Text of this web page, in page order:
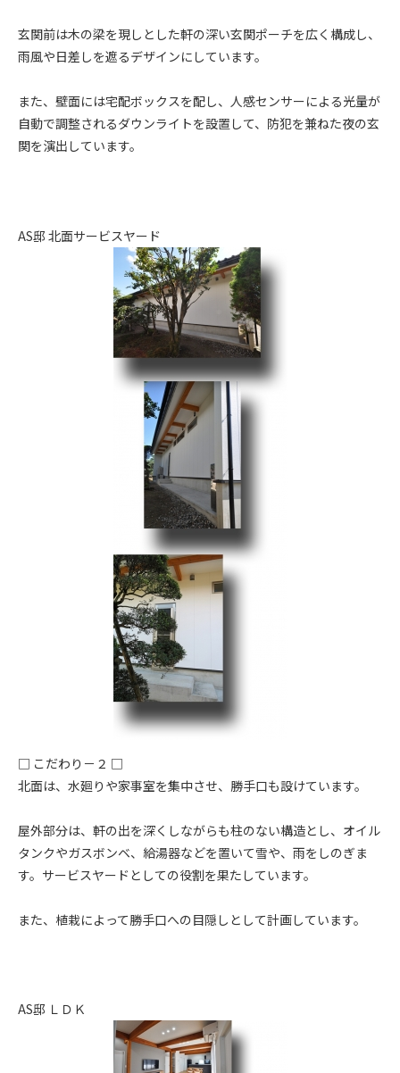
玄関前は木の梁を現しとした軒の深い玄関ポーチを広く構成し、
雨風や日差しを遮るデザインにしています。
また、壁面には宅配ボックスを配し、人感センサーによる光量が
自動で調整されるダウンライトを設置して、防犯を兼ねた夜の玄
関を演出しています。
AS邸 北面サービスヤード
□ こだわり－２ □
北面は、水廻りや家事室を集中させ、勝手口も設けています。
屋外部分は、軒の出を深くしながらも柱のない構造とし、オイル
タンクやガスボンベ、給湯器などを置いて雪や、雨をしのぎま
す。サービスヤードとしての役割を果たしています。
また、植栽によって勝手口への目隠しとして計画しています。
AS邸 ＬＤＫ